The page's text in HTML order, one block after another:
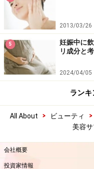
2013/03/26
5
妊娠中に
リ成分と
2024/04/05
ラン
All About > ビューティ >
美容
会社概要
投資家情報